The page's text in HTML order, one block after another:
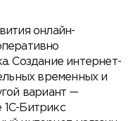
онлайн-
Создание интернет-
временных и
вариант —
1С-Битрикс